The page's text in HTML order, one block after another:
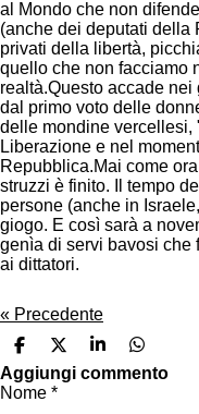
al Mondo che non
(anche dei deputati della
privati della libertà,
quello che non facciamo
realtà.Questo accade
dal primo voto delle
delle mondine vercellesi,
Liberazione e nel
Repubblica.Mai come
struzzi è finito. Il tempo
persone (anche in
giogo. E così sarà a
genìa di servi bavosi che
ai dittatori.
« Precedente
C
o
n
d
C
o
n
C
o
C
o
Aggiungi commento
Nome *